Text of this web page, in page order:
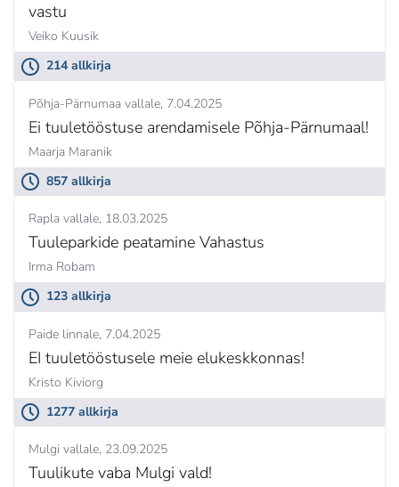
vastu
Veiko Kuusik
214 allkirja
Põhja-Pärnumaa vallale 7.04.2025
Ei tuuletööstuse arendamisele Põhja-Pärnumaal!
Maarja Maranik
857 allkirja
Rapla vallale 18.03.2025
Tuuleparkide peatamine Vahastus
Irma Robam
123 allkirja
Paide linnale 7.04.2025
EI tuuletööstusele meie elukeskkonnas!
Kristo Kiviorg
1277 allkirja
Mulgi vallale 23.09.2025
Tuulikute vaba Mulgi vald!